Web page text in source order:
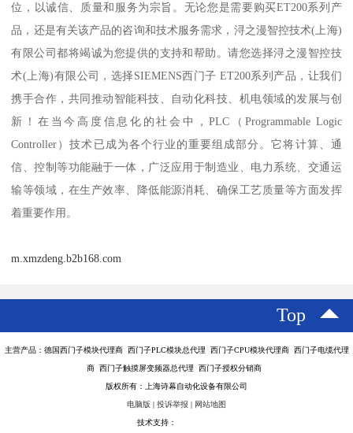
位，以诚信、质量和服务为宗旨。无论您是需要购买ET200系列产
品，还是有关该产品的咨询和技术服务需求，浔之漫智控技术(上海)
有限公司都将竭诚为您提供的支持和帮助。请您选择浔之漫智控技
术(上海)有限公司，选择SIEMENS西门子 ET200系列产品，让我们
携手合作，共同推动智能科技、自动化科技、机电领域的发展与创
新！在当今高度信息化的社会中，PLC（Programmable Logic
Controller）技术已成为各个行业的重要组成部分。它将计算、通
信、控制等功能融于一体，广泛应用于制造业、电力系统、交通运
输等领域，在生产效率、降低能源消耗、确保工艺质量等方面发挥
着重要作用。
m.xmzdeng.b2b168.com
Top
主营产品：德国西门子模块代理商 西门子PLC模块总代理 西门子CPU模块代理商 西门子电缆代理
商 西门子触摸屏变频器总代理 西门子授权分销商
版权所有：上海诗幕自动化设备有限公司
电脑版 | 投诉举报 | 网站地图
技术支持：